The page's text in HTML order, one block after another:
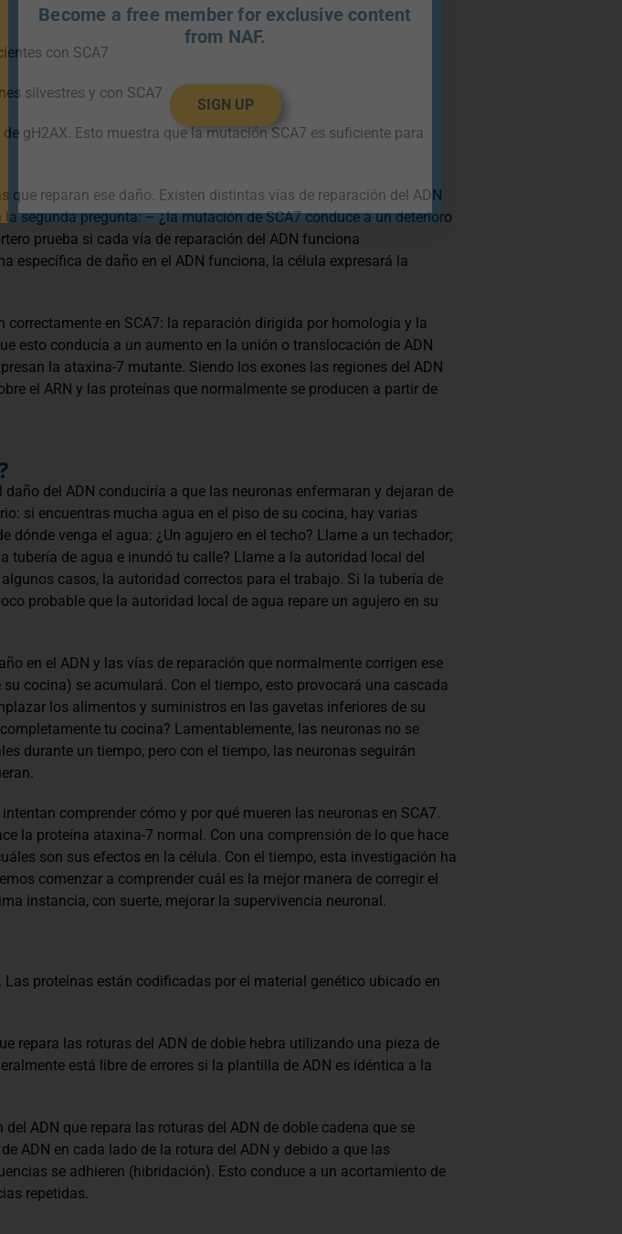
con SCA7
silvestres y con SCA7
gH2AX. Esto muestra que la mutación SCA7 es suficiente para
reparan ese daño. Existen distintas vías de reparación del ADN
segunda pregunta: – ¿la mutación de SCA7 conduce a un deterioro
prueba si cada vía de reparación del ADN funciona
específica de daño en el ADN funciona, la célula expresará la
en SCA7: la reparación dirigida por homología y la
esto conducía a un aumento en la unión o translocación de ADN
la ataxina-7 mutante. Siendo los exones las regiones del ADN
el ARN y las proteínas que normalmente se producen a partir de
del ADN conduciría a que las neuronas enfermaran y dejaran de
si encuentras mucha agua en el piso de su cocina, hay varias
dónde venga el agua: ¿Un agujero en el techo? Llame a un techador;
tubería de agua e inundó tu calle? Llame a la autoridad local del
casos, la autoridad correctos para el trabajo. Si la tubería de
probable que la autoridad local de agua repare un agujero en su
en el ADN y las vías de reparación que normalmente corrigen ese
cocina) se acumulará. Con el tiempo, esto provocará una cascada
los alimentos y suministros en las gavetas inferiores de su
tu cocina? Lamentablemente, las neuronas no se
durante un tiempo, pero con el tiempo, las neuronas seguirán
comprender cómo y por qué mueren las neuronas en SCA7.
la proteína ataxina-7 normal. Con una comprensión de lo que hace
son sus efectos en la célula. Con el tiempo, esta investigación ha
comenzar a comprender cuál es la mejor manera de corregir el
instancia, con suerte, mejorar la supervivencia neuronal.
proteínas están codificadas por el material genético ubicado en
repara las roturas del ADN de doble hebra utilizando una pieza de
está libre de errores si la plantilla de ADN es idéntica a la
del ADN que repara las roturas del ADN de doble cadena que se
ADN en cada lado de la rotura del ADN y debido a que las
se adhieren (hibridación). Esto conduce a un acortamiento de
repetidas.
Become a free member for exclusive content
from NAF.
SIGN UP